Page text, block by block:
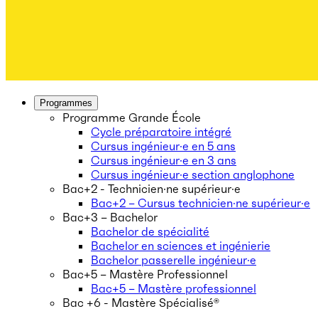
Programmes
Programme Grande École
Cycle préparatoire intégré
Cursus ingénieur·e en 5 ans
Cursus ingénieur·e en 3 ans
Cursus ingénieur·e section anglophone
Bac+2 - Technicien·ne supérieur·e
Bac+2 – Cursus technicien·ne supérieur·e
Bac+3 – Bachelor
Bachelor de spécialité
Bachelor en sciences et ingénierie
Bachelor passerelle ingénieur·e
Bac+5 – Mastère Professionnel
Bac+5 – Mastère professionnel
Bac +6 - Mastère Spécialisé®